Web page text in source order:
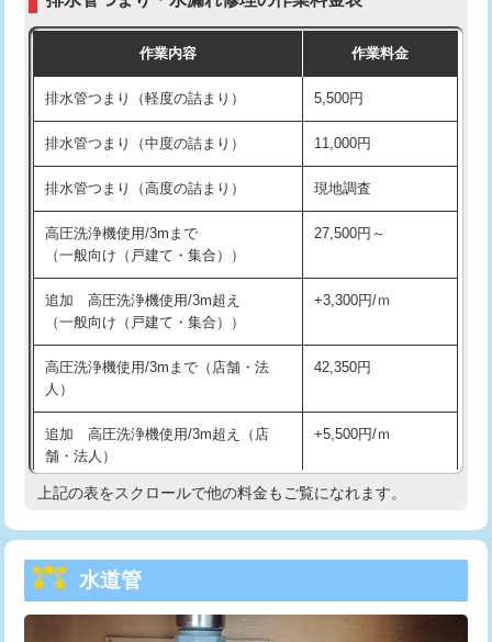
追加人工 16,500円
現場見積
※給水管工事は20mmまでの価格です。
持込商品取付（単水栓） 13,200円
持込商品取付（混合水栓） 16,500円
持込商品取付（浄水器・分岐水栓） 16,500円
給水管工事※（ホール加工) 16,500円
給水管工事※（バンド止め) 3,300円
給水管工事※（支持金具設置)
給水管工事※（保温材使用（バンド止
め込み）)
5,500円
給水管工事※（土の掘削・埋め戻し作
業)
11,000円
給水管工事※（塩ビ管（VP・HI）使
用/3ｍまで)
33,000円
給水管工事※（塩ビ管（VP・HI）使
+8,800円
給水管工事※（ライニング鋼管・銅
管・ポリ管・HT管使用/3ｍまで)
給水管工事※（ライニング鋼管・銅
作業内容 作業料金
排水管つまり（軽度の詰まり） 5,500円
排水管つまり（中度の詰まり） 11,000円
排水管つまり（高度の詰まり） 現地調査
高圧洗浄機使用/3mまで
（一般向け（戸建て・集合））
27,500円～
追加 高圧洗浄機使用/3m超え
（一般向け（戸建て・集合））
+3,300円/ｍ
高圧洗浄機使用/3mまで（店舗・法
人）
42,350円
追加 高圧洗浄機使用/3m超え（店
舗・法人）
+5,500円/ｍ
高度高圧洗浄換 現地調査
トーラー機使用/3mまで
追加トーラー機使用/3m超え
上記の表をスクロールで他の料金もご覧になれます。
水道管